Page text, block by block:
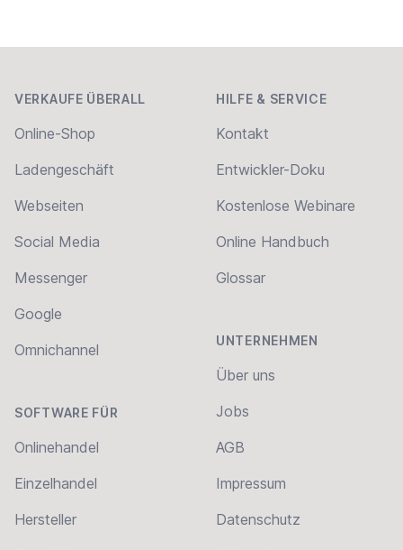
VERKAUFE ÜBERALL
Online-Shop
Ladengeschäft
Webseiten
Social Media
Messenger
Google
Omnichannel
SOFTWARE FÜR
Onlinehandel
Einzelhandel
Hersteller
HILFE & SERVICE
Kontakt
Entwickler-Doku
Kostenlose Webinare
Online Handbuch
Glossar
UNTERNEHMEN
Über uns
Jobs
AGB
Impressum
Datenschutz